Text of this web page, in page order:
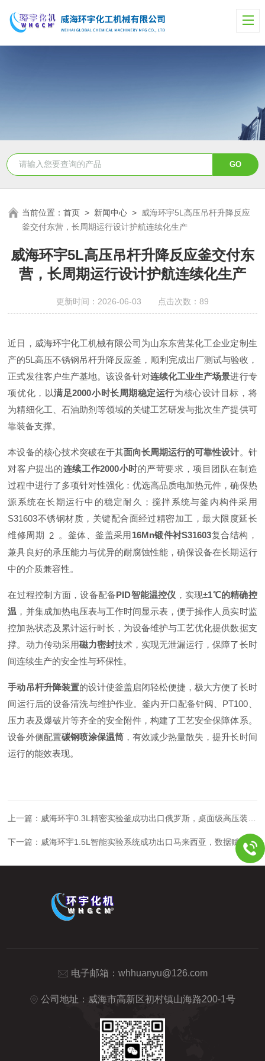
当前位置：首页 > 新闻中心 > 威海环宇5L高压吊杆升降反应
釜交付东营，长周期运行设计护航连续化生产
威海环宇5L高压吊杆升降反应釜交付东
营，长周期运行设计护航连续化生产
更新时间：2026-06-03 点击次数：89
近日，威海环宇化工机械有限公司为山东东营某化工企业定制生
产的5L高压不锈钢吊杆升降反应釜，顺利完成出厂测试与验收，
正式发往客户生产基地。该设备针对连续化工业生产场景进行专
项优化，以满足2000小时长周期稳定运行为核心设计目标，将
为精细化工、石油助剂等领域的关键工艺研发与批次生产提供可
靠装备支撑。
本设备的核心技术突破在于其面向长周期运行的可靠性设计。针
对客户提出的连续工作2000小时的严苛要求，项目团队在制造
过程中进行了多项针对性强化：优选高品质电加热元件，确保热
源系统在长期运行中的稳定耐久；搅拌系统与釜内构件采用
S31603不锈钢材质，关键配合面经过精密加工，最大限度延长
维修周期 2 。釜体、釜盖采用 16Mn锻件衬S31603复合结构，
兼具良好的承压能力与优异的耐腐蚀性能，确保设备在长期运行
中的介质兼容性。
在过程控制方面，设备配备PID智能温控仪 ，实现±1℃的精确控
温 ，并集成加热电压表与工作时间显示表，便于操作人员实时监
控加热状态及累计运行时长，为设备维护与工艺优化提供数据支
撑。动力传动采用磁力密封技术，实现无泄漏运行，保障了长时
间连续生产的安全性与环保性。
手动吊杆升降装置的设计使釜盖启闭轻松便捷，极大方便了长时
间运行后的设备清洗与维护作业。釜内开口配备针阀、PT100、
压力表及爆破片等齐全的安全附件，构建了工艺安全保障体系。
设备外侧配置碳钢喷涂保温筒，有效减少热量散失，提升长时间
运行的能效表现。
上一篇： 威海环宇0.3L精密实验釜成功出口俄罗斯，桌面级高压装备赋能国际科研
下一篇： 威海环宇1.5L智能实验系统成功出口马来西亚，数据赋能国际科研
电子邮箱： whhuanyu@126.com
公司地址：威海市高新区初村镇山海路200-1号